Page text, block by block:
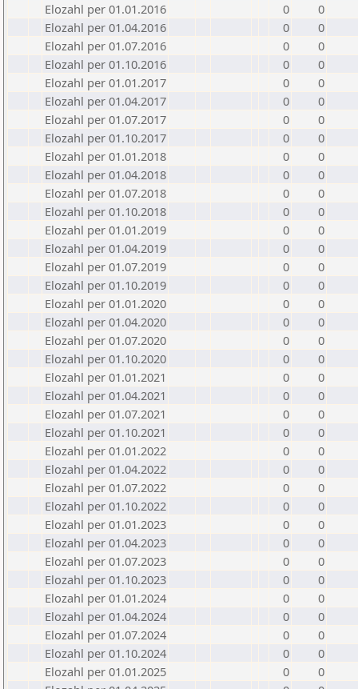
Elozahl per 01.01.2016
0
0
Elozahl per 01.04.2016
0
0
Elozahl per 01.07.2016
0
0
Elozahl per 01.10.2016
0
0
Elozahl per 01.01.2017
0
0
Elozahl per 01.04.2017
0
0
Elozahl per 01.07.2017
0
0
Elozahl per 01.10.2017
0
0
Elozahl per 01.01.2018
0
0
Elozahl per 01.04.2018
0
0
Elozahl per 01.07.2018
0
0
Elozahl per 01.10.2018
0
0
Elozahl per 01.01.2019
0
0
Elozahl per 01.04.2019
0
0
Elozahl per 01.07.2019
0
0
Elozahl per 01.10.2019
0
0
Elozahl per 01.01.2020
0
0
Elozahl per 01.04.2020
0
0
Elozahl per 01.07.2020
0
0
Elozahl per 01.10.2020
0
0
Elozahl per 01.01.2021
0
0
Elozahl per 01.04.2021
0
0
Elozahl per 01.07.2021
0
0
Elozahl per 01.10.2021
0
0
Elozahl per 01.01.2022
0
0
Elozahl per 01.04.2022
0
0
Elozahl per 01.07.2022
0
0
Elozahl per 01.10.2022
0
0
Elozahl per 01.01.2023
0
0
Elozahl per 01.04.2023
0
0
Elozahl per 01.07.2023
0
0
Elozahl per 01.10.2023
0
0
Elozahl per 01.01.2024
0
0
Elozahl per 01.04.2024
0
0
Elozahl per 01.07.2024
0
0
Elozahl per 01.10.2024
0
0
Elozahl per 01.01.2025
0
0